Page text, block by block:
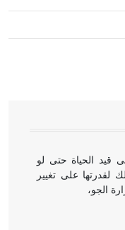
التي ارتبطت
خاصة، حيث يحرص
قيد الحياة حتى لو
لقدرتها على تغيير
الجو،